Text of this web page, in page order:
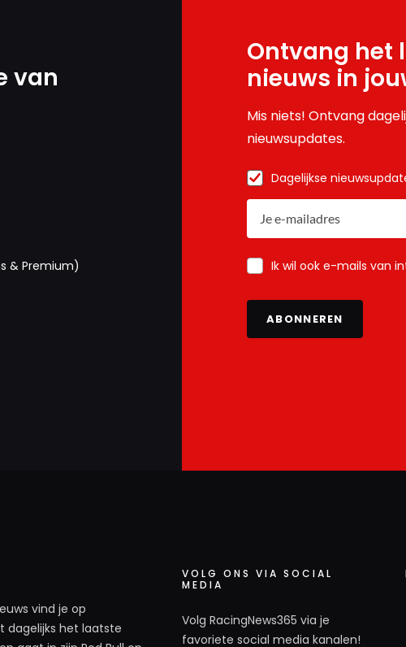
van
& Premium)
Ontvang het
nieuws in
Mis niets! Ontvang
nieuwsupdates.
Dagelijkse
Ik wil ook e-mails van
ABONNEREN
vind je op
dagelijks het laatste
VOLG ONS VIA SOCIAL
MEDIA
Volg RacingNews365 via je
favoriete social media kanalen!